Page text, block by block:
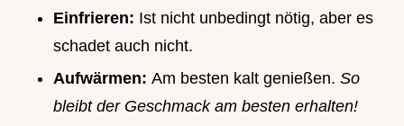
Einfrieren: Ist nicht unbedingt nötig, aber es
schadet auch nicht.
Aufwärmen: Am besten kalt genießen. So
bleibt der Geschmack am besten erhalten!